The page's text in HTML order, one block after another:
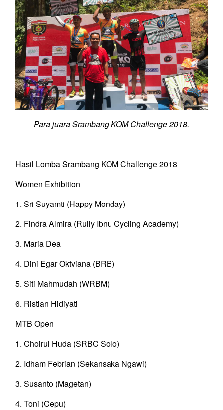
Para juara Srambang KOM Challenge 2018.
Hasil Lomba Srambang KOM Challenge 2018
Women Exhibition
1. Sri Suyamti (Happy Monday)
2. Findra Almira (Rully Ibnu Cycling Academy)
3. Maria Dea
4. Dini Egar Oktviana (BRB)
5. Siti Mahmudah (WRBM)
6. Ristian Hidiyati
MTB Open
1. Choirul Huda (SRBC Solo)
2. Idham Febrian (Sekansaka Ngawi)
3. Susanto (Magetan)
4. Toni (Cepu)